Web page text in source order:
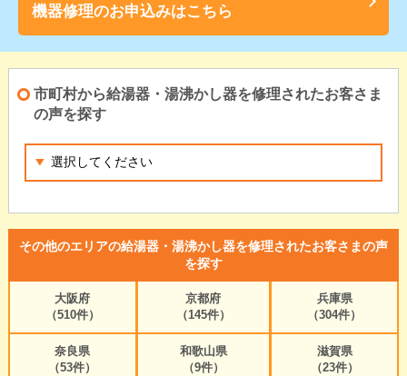
機器修理のお申込みはこちら
市町村から給湯器・湯沸かし器を修理されたお客さま
の声を探す
その他のエリアの給湯器・湯沸かし器を修理されたお客さまの声
を探す
大阪府
（510件）
京都府
（145件）
兵庫県
（304件）
奈良県
（53件）
和歌山県
（9件）
滋賀県
（23件）